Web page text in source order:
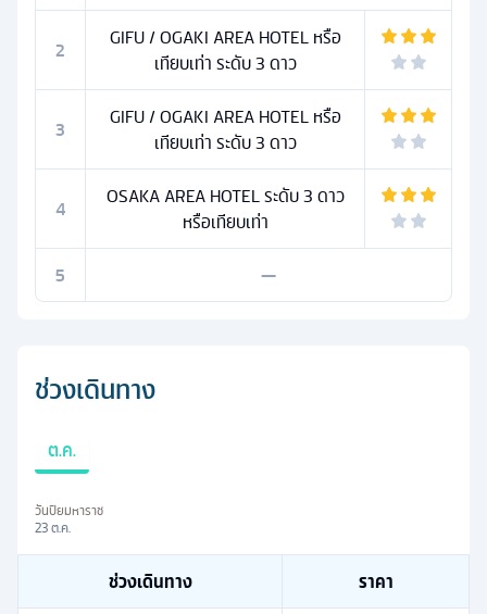
2
GIFU / OGAKI AREA HOTEL หรือ
เทียบเท่า ระดับ 3 ดาว
3
GIFU / OGAKI AREA HOTEL หรือ
เทียบเท่า ระดับ 3 ดาว
4
OSAKA AREA HOTEL ระดับ 3 ดาว
หรือเทียบเท่า
5
—
ช่วงเดินทาง
ต.ค.
วันปิยมหาราช
23 ต.ค.
ช่วงเดินทาง ราคา